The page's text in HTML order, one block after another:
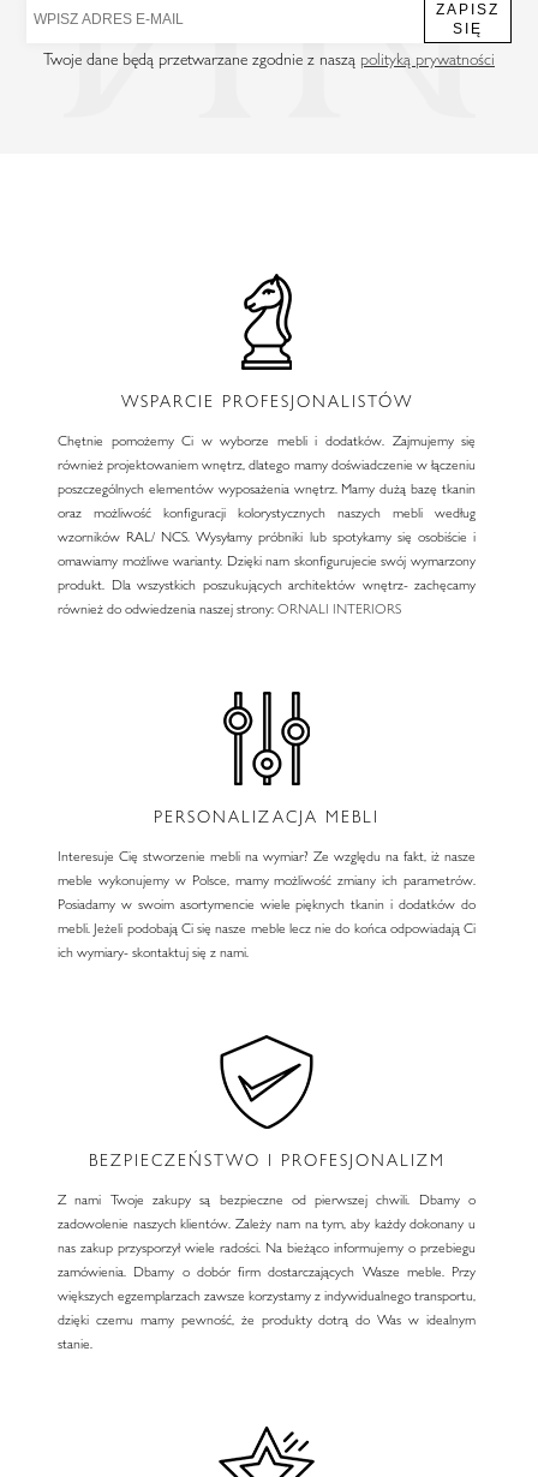
ZAPISZ
SIĘ
Twoje dane będą przetwarzane zgodnie z naszą polityką prywatności
WSPARCIE PROFESJONALISTÓW
Chętnie pomożemy Ci w wyborze mebli i dodatków. Zajmujemy się
również projektowaniem wnętrz, dlatego mamy doświadczenie w łączeniu
poszczególnych elementów wyposażenia wnętrz. Mamy dużą bazę tkanin
oraz możliwość konfiguracji kolorystycznych naszych mebli według
wzorników RAL/ NCS. Wysyłamy próbniki lub spotykamy się osobiście i
omawiamy możliwe warianty. Dzięki nam skonfigurujecie swój wymarzony
produkt. Dla wszystkich poszukujących architektów wnętrz- zachęcamy
również do odwiedzenia naszej strony:ORNALI INTERIORS
PERSONALIZACJA MEBLI
Interesuje Cię stworzenie mebli na wymiar? Ze względu na fakt, iż nasze
meble wykonujemy w Polsce, mamy możliwość zmiany ich parametrów.
Posiadamy w swoim asortymencie wiele pięknych tkanin i dodatków do
mebli. Jeżeli podobają Ci się nasze meble lecz nie do końca odpowiadają Ci
ich wymiary- skontaktuj się z nami.
BEZPIECZEŃSTWO I PROFESJONALIZM
Z nami Twoje zakupy są bezpieczne od pierwszej chwili. Dbamy o
zadowolenie naszych klientów. Zależy nam na tym, aby każdy dokonany u
nas zakup przysporzył wiele radości. Na bieżąco informujemy o przebiegu
zamówienia. Dbamy o dobór firm dostarczających Wasze meble. Przy
większych egzemplarzach zawsze korzystamy z indywidualnego transportu,
dzięki czemu mamy pewność, że produkty dotrą do Was w idealnym
stanie.